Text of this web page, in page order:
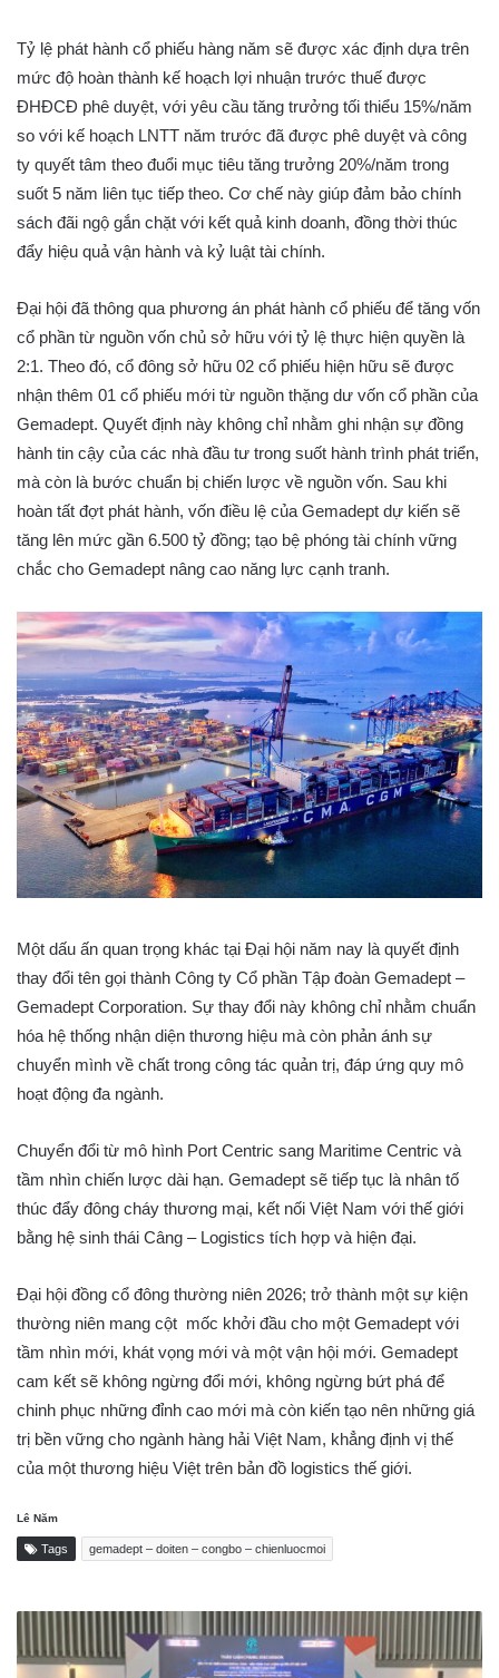
Tỷ lệ phát hành cổ phiếu hàng năm sẽ được xác định dựa trên
mức độ hoàn thành kế hoạch lợi nhuận trước thuế được
ĐHĐCĐ phê duyệt, với yêu cầu tăng trưởng tối thiểu 15%/năm
so với kế hoạch LNTT năm trước đã được phê duyệt và công
ty quyết tâm theo đuổi mục tiêu tăng trưởng 20%/năm trong
suốt 5 năm liên tục tiếp theo. Cơ chế này giúp đảm bảo chính
sách đãi ngộ gắn chặt với kết quả kinh doanh, đồng thời thúc
đẩy hiệu quả vận hành và kỷ luật tài chính.
Đại hội đã thông qua phương án phát hành cổ phiếu để tăng vốn
cổ phần từ nguồn vốn chủ sở hữu với tỷ lệ thực hiện quyền là
2:1. Theo đó, cổ đông sở hữu 02 cổ phiếu hiện hữu sẽ được
nhận thêm 01 cổ phiếu mới từ nguồn thặng dư vốn cổ phần của
Gemadept. Quyết định này không chỉ nhằm ghi nhận sự đồng
hành tin cậy của các nhà đầu tư trong suốt hành trình phát triển,
mà còn là bước chuẩn bị chiến lược về nguồn vốn. Sau khi
hoàn tất đợt phát hành, vốn điều lệ của Gemadept dự kiến sẽ
tăng lên mức gần 6.500 tỷ đồng; tạo bệ phóng tài chính vững
chắc cho Gemadept nâng cao năng lực cạnh tranh.
Một dấu ấn quan trọng khác tại Đại hội năm nay là quyết định
thay đổi tên gọi thành Công ty Cổ phần Tập đoàn Gemadept –
Gemadept Corporation. Sự thay đổi này không chỉ nhằm chuẩn
hóa hệ thống nhận diện thương hiệu mà còn phản ánh sự
chuyển mình về chất trong công tác quản trị, đáp ứng quy mô
hoạt động đa ngành.
Chuyển đổi từ mô hình Port Centric sang Maritime Centric và
tầm nhìn chiến lược dài hạn. Gemadept sẽ tiếp tục là nhân tố
thúc đẩy đông cháy thương mại, kết nối Việt Nam với thế giới
bằng hệ sinh thái Câng – Logistics tích hợp và hiện đại.
Đại hội đồng cổ đông thường niên 2026; trở thành một sự kiện
thường niên mang cột mốc khởi đầu cho một Gemadept với
tầm nhìn mới, khát vọng mới và một vận hội mới. Gemadept
cam kết sẽ không ngừng đổi mới, không ngừng bứt phá để
chinh phục những đỉnh cao mới mà còn kiến tạo nên những giá
trị bền vững cho ngành hàng hải Việt Nam, khẳng định vị thế
của một thương hiệu Việt trên bản đồ logistics thế giới.
Lê Năm
Tags gemadept – doiten – congbo – chienluocmoi